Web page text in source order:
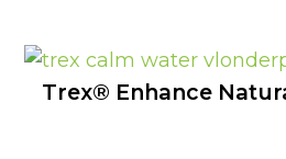
Trex® Enhance